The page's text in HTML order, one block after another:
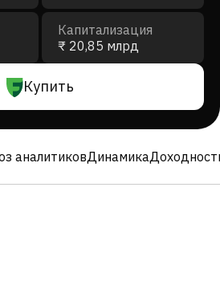
Капитализация
₹ 20,85 млрд
Купить
аналитиковДинамика